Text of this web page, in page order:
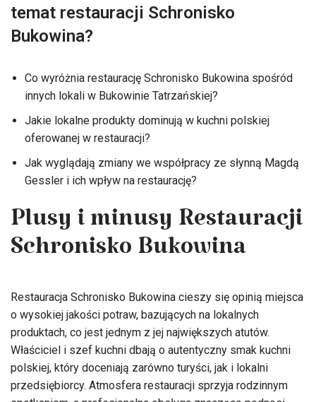
temat restauracji Schronisko
Bukowina?
Co wyróżnia restaurację Schronisko Bukowina spośród
innych lokali w Bukowinie Tatrzańskiej?
Jakie lokalne produkty dominują w kuchni polskiej
oferowanej w restauracji?
Jak wyglądają zmiany we współpracy ze słynną Magdą
Gessler i ich wpływ na restaurację?
Plusy i minusy Restauracji
Schronisko Bukowina
Restauracja Schronisko Bukowina cieszy się opinią miejsca
o wysokiej jakości potraw, bazujących na lokalnych
produktach, co jest jednym z jej największych atutów.
Właściciel i szef kuchni dbają o autentyczny smak kuchni
polskiej, który doceniają zarówno turyści, jak i lokalni
przedsiębiorcy. Atmosfera restauracji sprzyja rodzinnym